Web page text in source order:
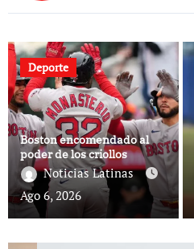
Deporte
Boston encomendado al
poder de los criollos
Noticias Latinas
Ago 6, 2026